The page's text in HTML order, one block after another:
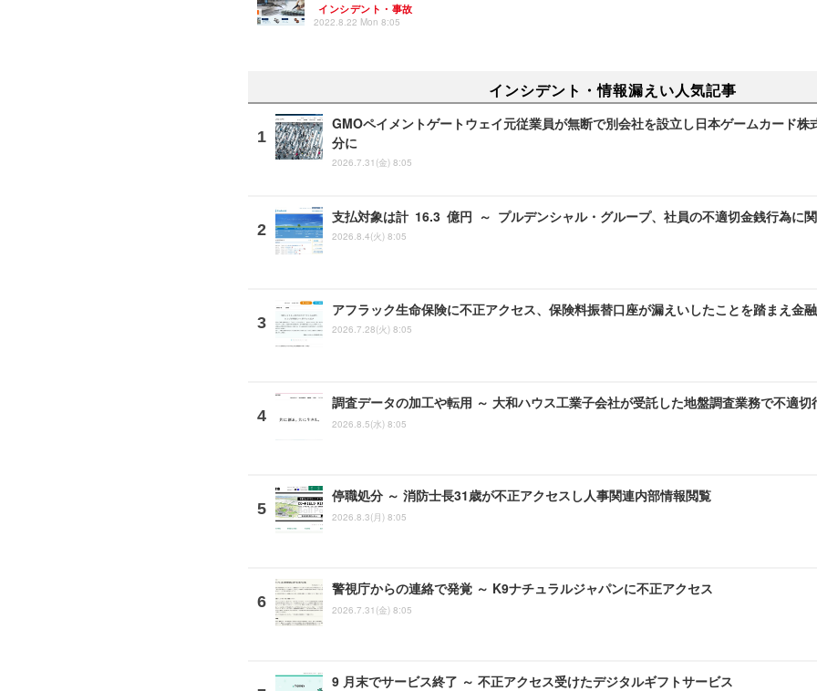
インシデント・事故
2022.8.22 Mon 8:05
インシデント・情報漏えい人気記事
GMOペイメントゲートウェイ元従業員が無断で別会社を設立し日本ゲームカード株
分に
2026.7.31(金) 8:05
支払対象は計 16.3 億円 ～ プルデンシャル・グループ、社員の不適切金銭行為に
2026.8.4(火) 8:05
アフラック生命保険に不正アクセス、保険料振替口座が漏えいしたことを踏まえ金
2026.7.28(火) 8:05
調査データの加工や転用 ～ 大和ハウス工業子会社が受託した地盤調査業務で不適切
2026.8.5(水) 8:05
停職処分 ～ 消防士長31歳が不正アクセスし人事関連内部情報閲覧
2026.8.3(月) 8:05
警視庁からの連絡で発覚 ～ K9ナチュラルジャパンに不正アクセス
2026.7.31(金) 8:05
9 月末でサービス終了 ～ 不正アクセス受けたデジタルギフトサービス